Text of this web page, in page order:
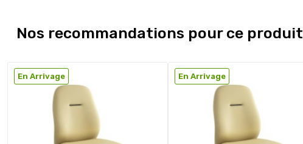
Nos recommandations pour ce produit
En Arrivage En Arrivage